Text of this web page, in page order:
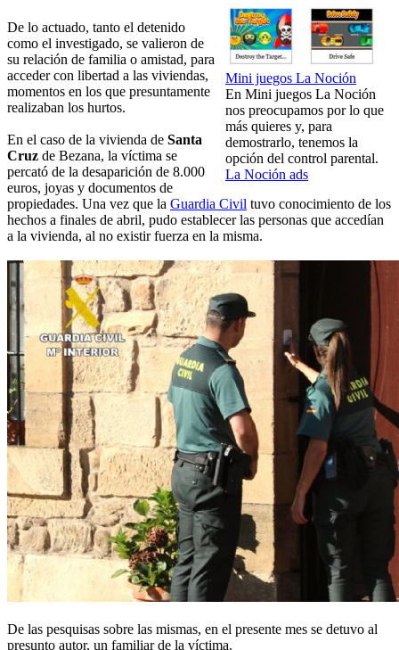
Mini juegos La Noción
En Mini juegos La Noción
nos preocupamos por lo que
más quieres y, para
demostrarlo, tenemos la
opción del control parental.
La Noción ads
De lo actuado, tanto el detenido
como el investigado, se valieron de
su relación de familia o amistad, para
acceder con libertad a las viviendas,
momentos en los que presuntamente
realizaban los hurtos.
En el caso de la vivienda de Santa
Cruz de Bezana, la víctima se
percató de la desaparición de 8.000
euros, joyas y documentos de
propiedades. Una vez que la Guardia Civil tuvo conocimiento de los
hechos a finales de abril, pudo establecer las personas que accedían
a la vivienda, al no existir fuerza en la misma.
De las pesquisas sobre las mismas, en el presente mes se detuvo al
presunto autor, un familiar de la víctima.